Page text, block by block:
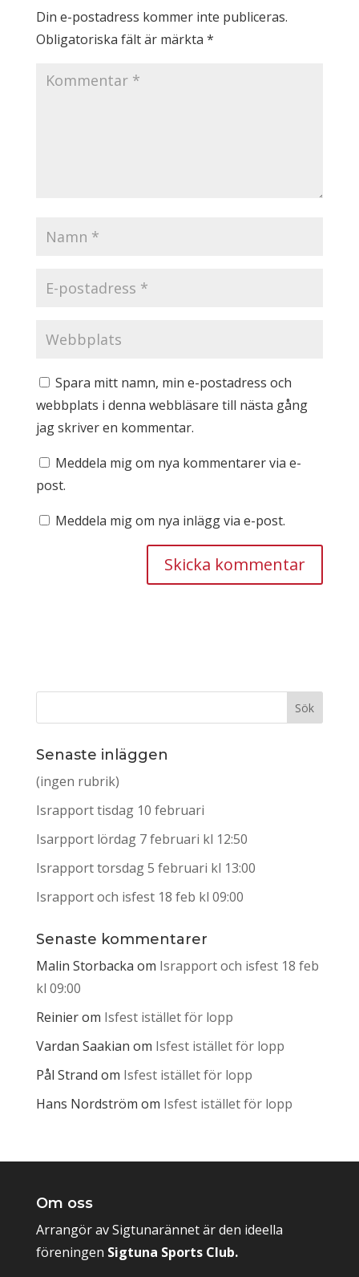
Din e-postadress kommer inte publiceras.
Obligatoriska fält är märkta *
Spara mitt namn, min e-postadress och
webbplats i denna webbläsare till nästa gång
jag skriver en kommentar.
Meddela mig om nya kommentarer via e-
post.
Meddela mig om nya inlägg via e-post.
Senaste inläggen
(ingen rubrik)
Israpport tisdag 10 februari
Isarpport lördag 7 februari kl 12:50
Israpport torsdag 5 februari kl 13:00
Israpport och isfest 18 feb kl 09:00
Senaste kommentarer
Malin Storbacka om Israpport och isfest 18 feb
kl 09:00
Reinierom Isfest istället för lopp
Vardan Saakian om Isfest istället för lopp
Pål Strand om Isfest istället för lopp
Hans Nordström om Isfest istället för lopp
Om oss
Arrangör av Sigtunarännet är den ideella
föreningen Sigtuna Sports Club.